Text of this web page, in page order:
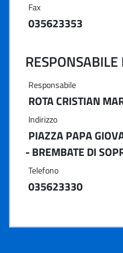
Fax
035623353
Responsabile
ROTA CRISTIAN
Indirizzo
PIAZZA PAPA
- BREMBATE DI
Telefono
035623330